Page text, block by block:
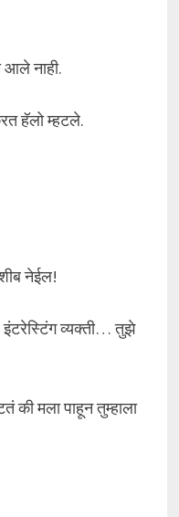
आले नाही.
हॅलो म्हटले.
नेईल!
व्यक्ती… तुझे
की मला पाहून तुम्हाला